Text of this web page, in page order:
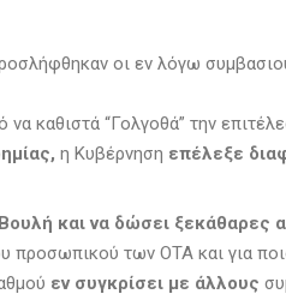
οι εν λόγω
καθιστά “Γολγοθά” την
η Κυβέρνηση επέλεξε
και να δώσει ξεκάθαρες
προσωπικού των ΟΤΑ και για
εν συγκρίσει με άλλους